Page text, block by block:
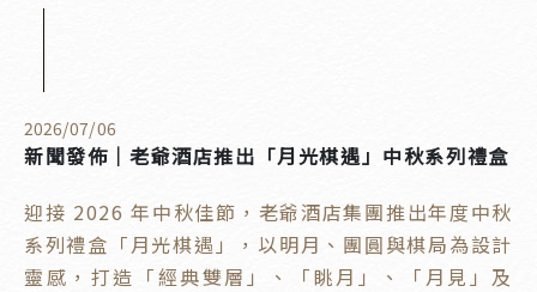
2026/07/06
新聞發佈｜老爺酒店推出「月光棋遇」中秋系列禮盒
迎接 2026 年中秋佳節，老爺酒店集團推出年度中秋
系列禮盒「月光棋遇」，以明月、團圓與棋局為設計
靈感，打造「經典雙層」、「眺月」、「月見」及